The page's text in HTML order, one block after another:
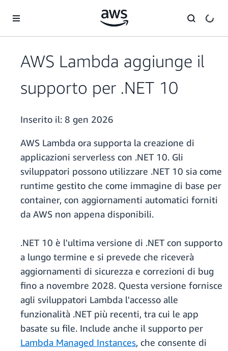
AWS Lambda aggiunge il
supporto per .NET 10
Inserito il: 8 gen 2026
AWS Lambda ora supporta la creazione di
applicazioni serverless con .NET 10. Gli
sviluppatori possono utilizzare .NET 10 sia come
runtime gestito che come immagine di base per
container, con aggiornamenti automatici forniti
da AWS non appena disponibili.
.NET 10 è l'ultima versione di .NET con supporto
a lungo termine e si prevede che riceverà
aggiornamenti di sicurezza e correzioni di bug
fino a novembre 2028. Questa versione fornisce
agli sviluppatori Lambda l'accesso alle
funzionalità .NET più recenti, tra cui le app
basate su file. Include anche il supporto per
Lambda Managed Instances, che consente di